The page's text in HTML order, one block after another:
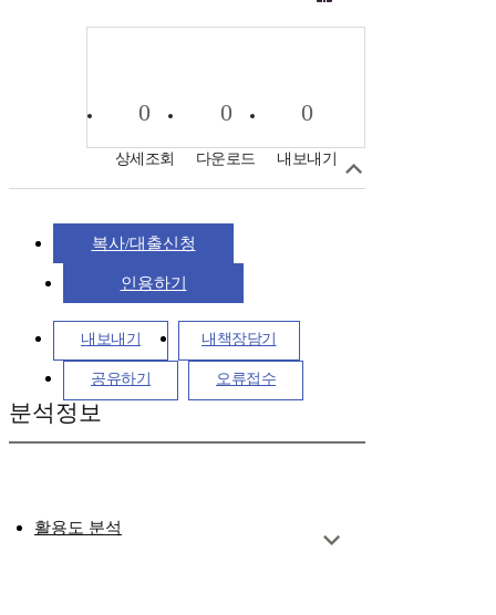
0
상세조회
0
다운로드
0
내보내기
복사/대출신청
인용하기
내보내기 내책장담기
공유하기 오류접수
분석정보
활용도 분석